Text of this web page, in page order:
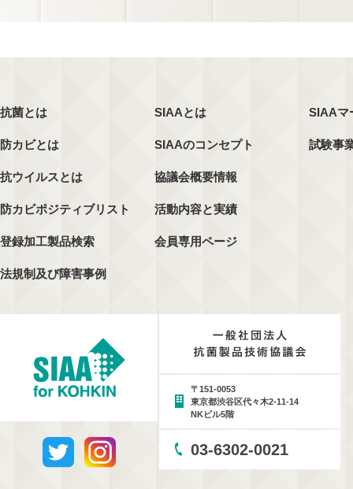
抗菌とは
防カビとは
抗ウイルスとは
防カビポジティブリスト
登録加工製品検索
法規制及び障害事例
SIAAとは
SIAAのコンセプト
協議会概要情報
活動内容と実績
会員専用ページ
SIAAマ
試験事
〒151-0053
東京都渋谷区代々木2-11-14
NKビル5階
03-6302-0021